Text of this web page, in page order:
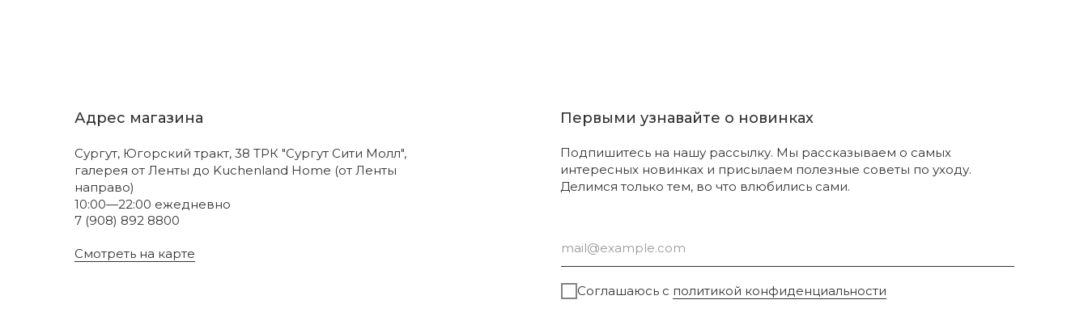
Адрес магазина
Сургут, Югорский тракт, 38 ТРК "Сургут Сити Молл",
галерея от Ленты до Kuchenland Home (от Ленты
направо)
10:00—22:00 ежедневно
Смотреть на карте
Первыми узнавайте о новинках
Подпишитесь на нашу рассылку. Мы рассказываем о самых
интересных новинках и присылаем полезные советы по уходу.
Делимся только тем, во что влюбились сами.
Соглашаюсь с политикой конфиденциальности
7 (908) 892 8800